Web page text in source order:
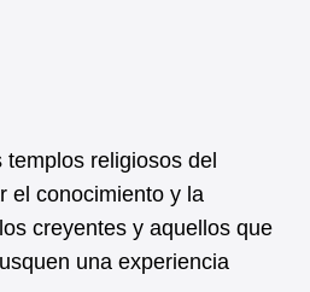
religiosos del
el conocimiento y la
creyentes y aquellos que
una experiencia